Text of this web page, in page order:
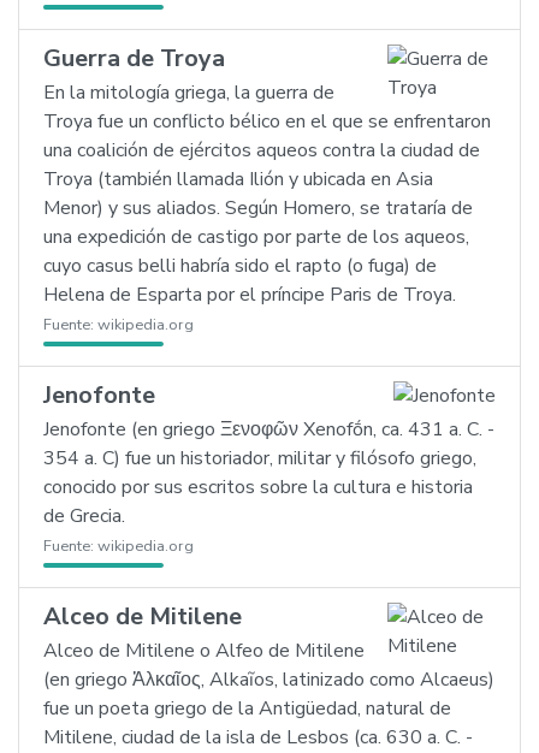
Guerra de Troya
En la mitología griega, la guerra de
Troya fue un conflicto bélico en el que se enfrentaron
una coalición de ejércitos aqueos contra la ciudad de
Troya (también llamada Ilión y ubicada en Asia
Menor) y sus aliados. Según Homero, se trataría de
una expedición de castigo por parte de los aqueos,
cuyo casus belli habría sido el rapto (o fuga) de
Helena de Esparta por el príncipe Paris de Troya.
Fuente: wikipedia.org
Jenofonte
Jenofonte (en griego Ξενοφῶν Xenofṓn, ca. 431 a. C. -
354 a. C) fue un historiador, militar y filósofo griego,
conocido por sus escritos sobre la cultura e historia
de Grecia.
Fuente: wikipedia.org
Alceo de Mitilene
Alceo de Mitilene o Alfeo de Mitilene
(en griego Ἀλκαῖος, Alkaĩos, latinizado como Alcaeus)
fue un poeta griego de la Antigüedad, natural de
Mitilene, ciudad de la isla de Lesbos (ca. 630 a. C. -